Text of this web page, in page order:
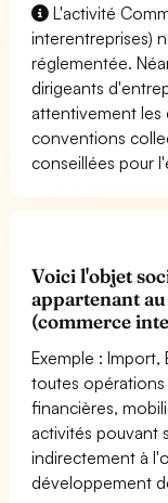
L'activité
interentreprises)
réglementée.
dirigeants
attentivement les
conventions
conseillées pour
Voici l'objet
appartenant
(commerce
Exemple :
toutes opérations
financières,
activités pouvant
indirectement à
développement